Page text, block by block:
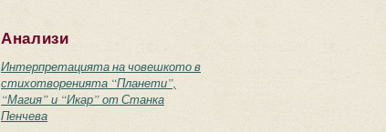
Анализи
Интерпретацията на човешкото в
стихотворенията “Планети”,
“Магия” и “Икар” от Станка
Пенчева